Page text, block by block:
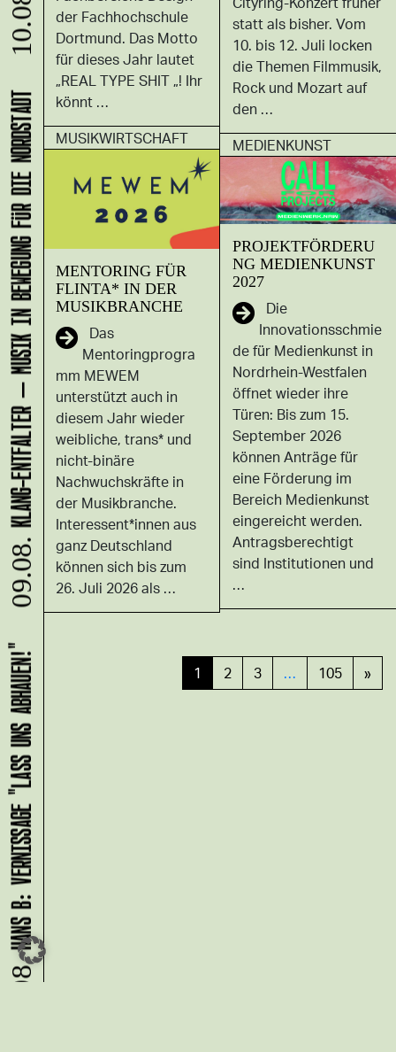
der Fachhochschule
Dortmund. Das Motto
für dieses Jahr lautet
„REAL TYPE SHIT „! Ihr
könnt …
statt als bisher. Vom
10. bis 12. Juli locken
die Themen Filmmusik,
Rock und Mozart auf
den …
MUSIKWIRTSCHAFT
MENTORING FÜR
FLINTA* IN DER
MUSIKBRANCHE
Das
Mentoringprogra
mm MEWEM
unterstützt auch in
diesem Jahr wieder
weibliche, trans* und
nicht-binäre
Nachwuchskräfte in
der Musikbranche.
Interessent*innen aus
ganz Deutschland
können sich bis zum
26. Juli 2026 als …
MEDIENKUNST
PROJEKTFÖRDERU
NG MEDIENKUNST
2027
Die
Innovationsschmie
de für Medienkunst in
Nordrhein-Westfalen
öffnet wieder ihre
Türen: Bis zum 15.
September 2026
können Anträge für
eine Förderung im
Bereich Medienkunst
eingereicht werden.
Antragsberechtigt
sind Institutionen und
…
1 2 3 … 105 »
09.08.
HANS B: VERNISSAGE "LASS UNS ABHAUEN!"
09.08.
KLANG-ENTFALTER – MUSIK IN BEWEGUNG FÜR DIE NORDSTADT